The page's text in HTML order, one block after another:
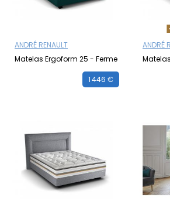
ANDRÉ RENAULT
Matelas Ergoform 25 - Ferme
1 446 €
ANDRÉ